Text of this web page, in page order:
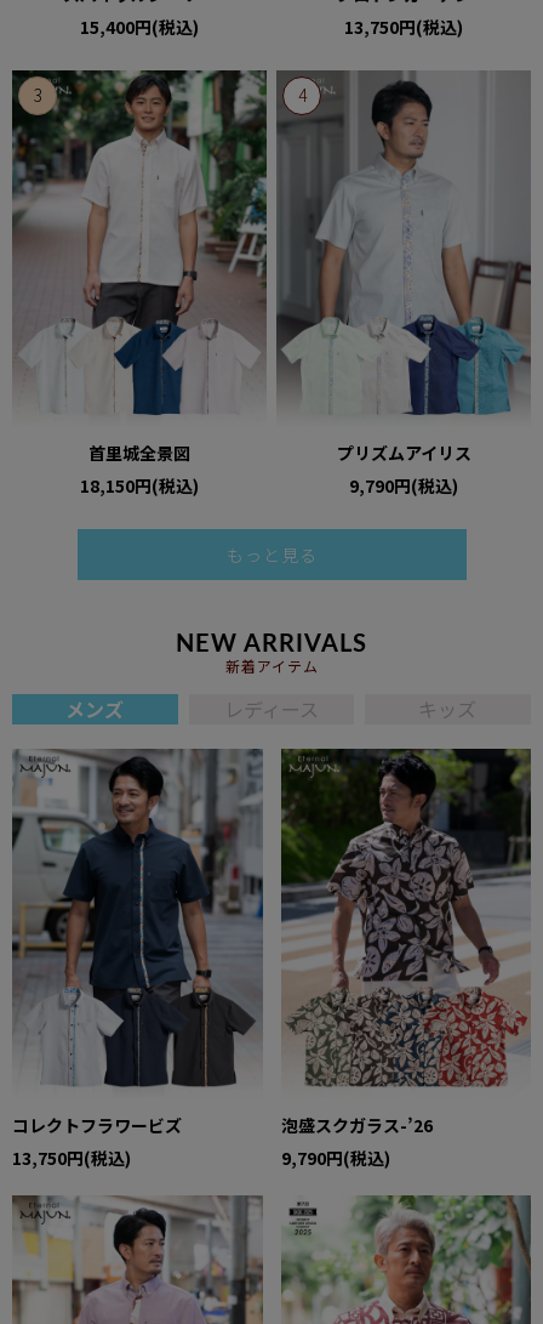
15,400円(税込)
13,750円(税込)
首里城全景図
18,150円(税込)
プリズムアイリス
9,790円(税込)
もっと見る
NEW ARRIVALS
新着アイテム
メンズ レディース キッズ
コレクトフラワービズ
13,750円(税込)
泡盛スクガラス-’26
9,790円(税込)